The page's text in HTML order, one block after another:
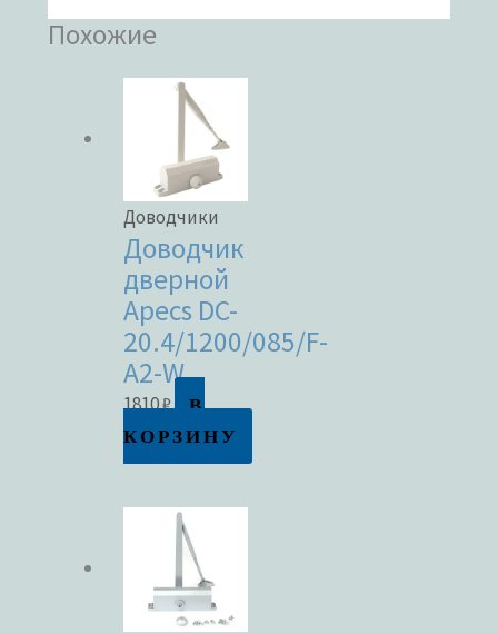
Похожие
Доводчики
Доводчик
дверной
Apecs DC-
20.4/1200/085/F-
A2-W
1810₽
В
КОРЗИНУ